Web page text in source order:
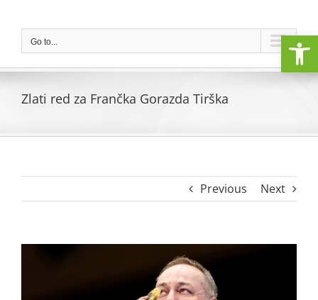
contentGo to...
Zlati red za Frančka Gorazda Tirška
Previous Next